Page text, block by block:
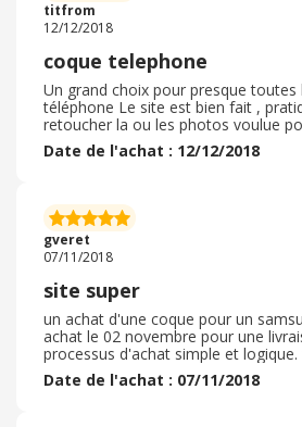
titfrom
12/12/2018
coque telephone
Un grand choix pour presque toutes
téléphone Le site est bien fait ,
retoucher la ou les photos voulue
, ainsi que la cadrer. Les délais sont
surtout respectés . Bien emballé et
dans le temps . en résumé : le site
autant pour la qualité de produit que
Date de l'achat : 12/12/2018
gveret
07/11/2018
site super
un achat d'une coque pour un
achat le 02 novembre pour une
processus d'achat simple et
emballage simple dans une lettre à
protégé. les délais sont respectés. la
Date de l'achat : 07/11/2018